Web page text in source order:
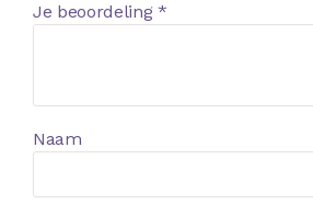
Je beoordeling*
Naam